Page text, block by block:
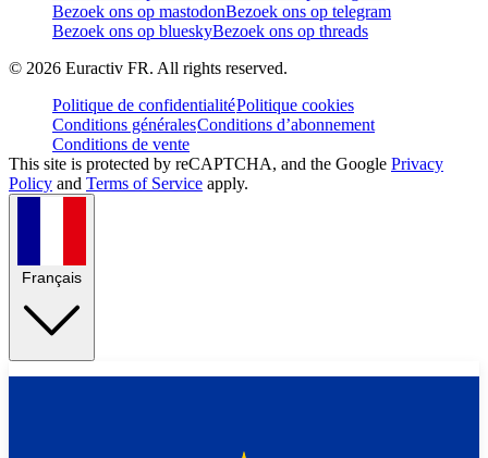
Bezoek ons op mastodonBezoek ons op telegram
Bezoek ons op blueskyBezoek ons op threads
© 2026 Euractiv FR. All rights reserved.
Politique de confidentialitéPolitique cookies
Conditions généralesConditions d’abonnement
Conditions de vente
This site is protected by reCAPTCHA, and the Google Privacy
Policy and Terms of Service apply.
Français